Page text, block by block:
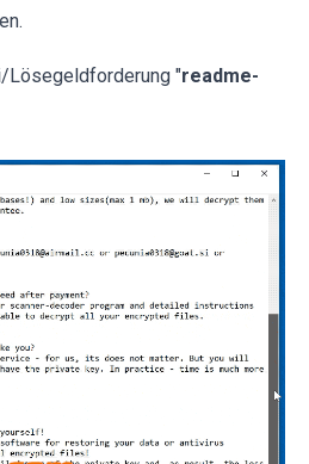
Lösegeldforderung "readme-